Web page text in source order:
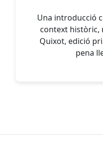
Una introducció
context històric,
Quixot, edició
pena